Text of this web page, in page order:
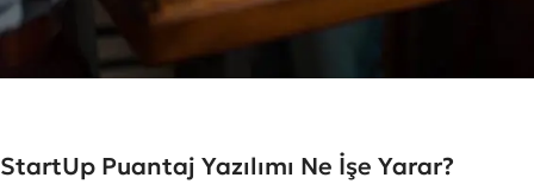
StartUp Puantaj Yazılımı Ne İşe Yarar?